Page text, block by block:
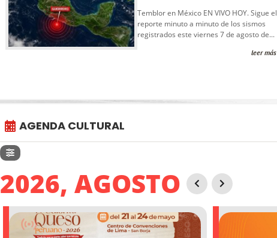
Temblor en México EN VIVO HOY. Sigue el
reporte minuto a minuto de los sismos
registrados este viernes 7 de agosto de...
leer más
AGENDA CULTURAL
2026, AGOSTO